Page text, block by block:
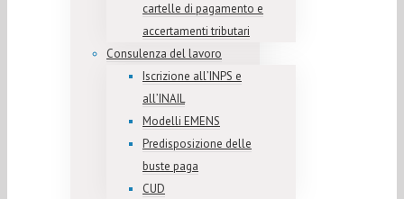
cartelle di pagamento e
accertamenti tributari
Consulenza del lavoro
Iscrizione all’INPS e
all’INAIL
Modelli EMENS
Predisposizione delle
buste paga
CUD